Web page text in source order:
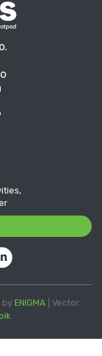
by ENIGMA| Vector